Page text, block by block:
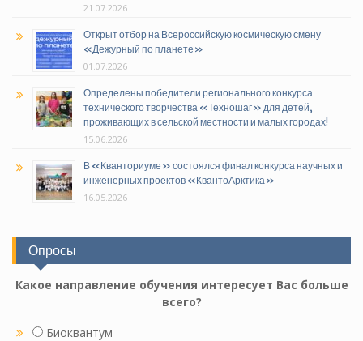
21.07.2026
Открыт отбор на Всероссийскую космическую смену
«Дежурный по планете»
01.07.2026
Определены победители регионального конкурса
технического творчества «Техношаг» для детей,
проживающих в сельской местности и малых городах!
15.06.2026
В «Кванториуме» состоялся финал конкурса научных и
инженерных проектов «КвантоАрктика»
16.05.2026
Опросы
Какое направление обучения интересует Вас больше
всего?
Биоквантум